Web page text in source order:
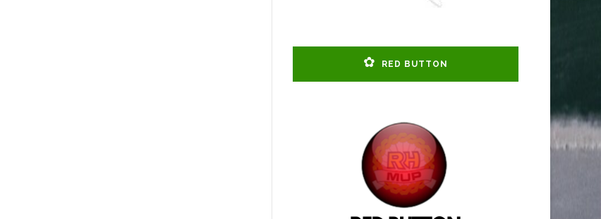
RED BUTTON